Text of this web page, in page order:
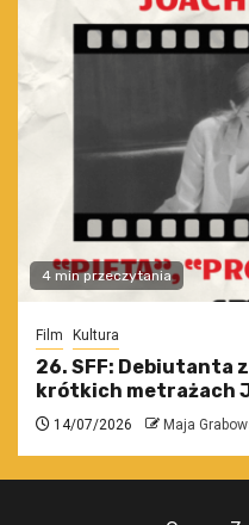
4 min przeczytania
Film Kultura
26. SFF: Debiutanta
krótkich metrażach
14/07/2026 Maja